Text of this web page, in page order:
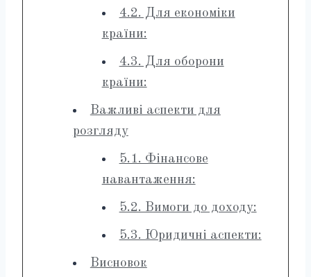
4.2. Для економіки
країни:
4.3. Для оборони
країни:
Важливі аспекти для
розгляду
5.1. Фінансове
навантаження:
5.2. Вимоги до доходу:
5.3. Юридичні аспекти:
Висновок